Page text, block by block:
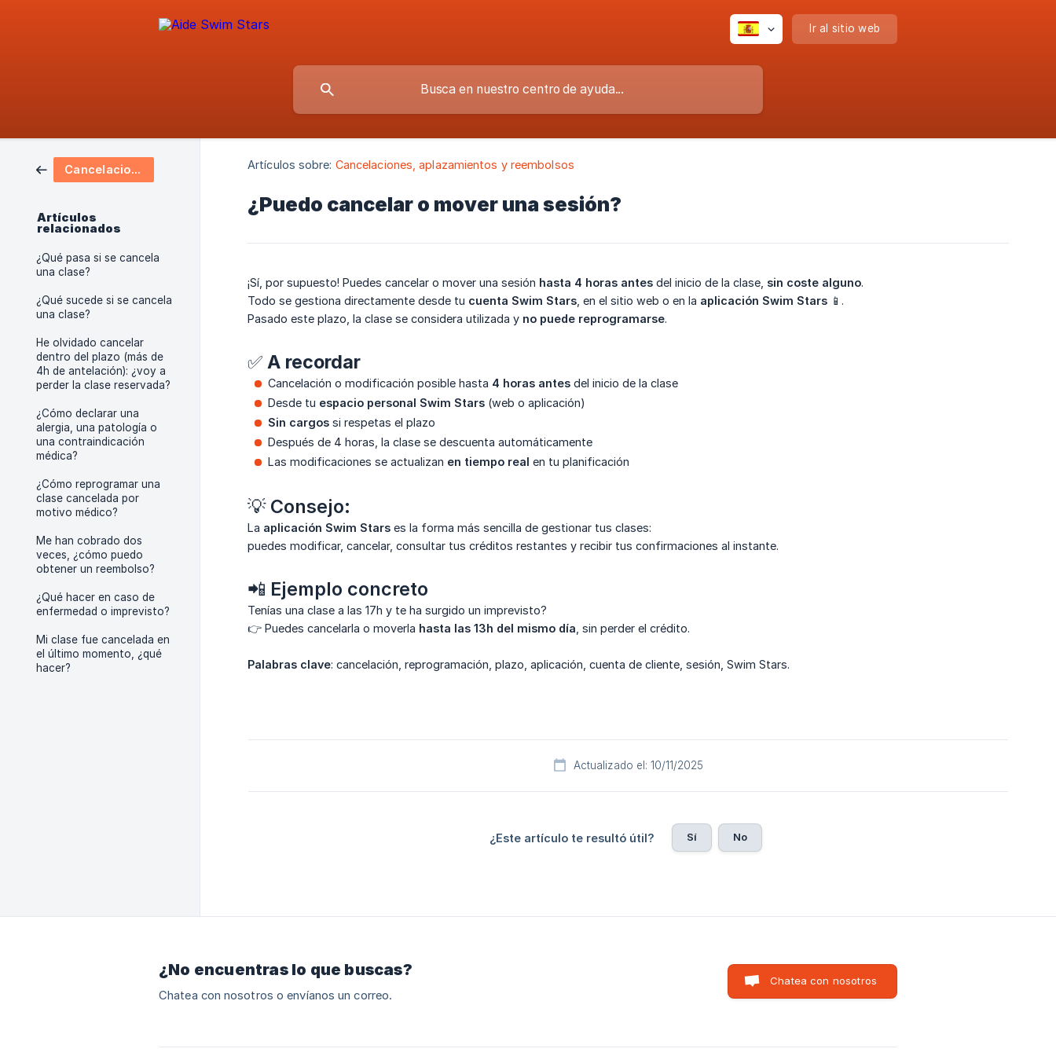
Ir al sitio web
Cancelaciones, aplazamientos y reembolsos
Artículos
relacionados
¿Qué pasa si se cancela
una clase?
¿Qué sucede si se cancela
una clase?
He olvidado cancelar
dentro del plazo (más de
4h de antelación): ¿voy a
perder la clase reservada?
¿Cómo declarar una
alergia, una patología o
una contraindicación
médica?
¿Cómo reprogramar una
clase cancelada por
motivo médico?
Me han cobrado dos
veces, ¿cómo puedo
obtener un reembolso?
¿Qué hacer en caso de
enfermedad o imprevisto?
Mi clase fue cancelada en
el último momento, ¿qué
hacer?
Artículos sobre: Cancelaciones, aplazamientos y reembolsos
¿Puedo cancelar o mover una sesión?
¡Sí, por supuesto! Puedes cancelar o mover una sesión hasta 4 horas antes del inicio de la clase, sin coste alguno.
Todo se gestiona directamente desde tu cuenta Swim Stars , en el sitio web o en la aplicación Swim Stars 📱.
Pasado este plazo, la clase se considera utilizada y no puede reprogramarse.
✅ A recordar
Cancelación o modificación posible hasta 4 horas antes del inicio de la clase
Desde tu espacio personal Swim Stars (web o aplicación)
Sin cargos si respetas el plazo
Después de 4 horas, la clase se descuenta automáticamente
Las modificaciones se actualizan en tiempo real en tu planificación
💡 Consejo:
La aplicación Swim Stars es la forma más sencilla de gestionar tus clases:
puedes modificar, cancelar, consultar tus créditos restantes y recibir tus confirmaciones al instante.
📲 Ejemplo concreto
Tenías una clase a las 17h y te ha surgido un imprevisto?
👉 Puedes cancelarla o moverla hasta las 13h del mismo día , sin perder el crédito.
Palabras clave: cancelación, reprogramación, plazo, aplicación, cuenta de cliente, sesión, Swim Stars.
Actualizado el: 10/11/2025
¿Este artículo te resultó útil? Sí No
¿No encuentras lo que buscas?
Chatea con nosotros o envíanos un correo.
Chatea con nosotros